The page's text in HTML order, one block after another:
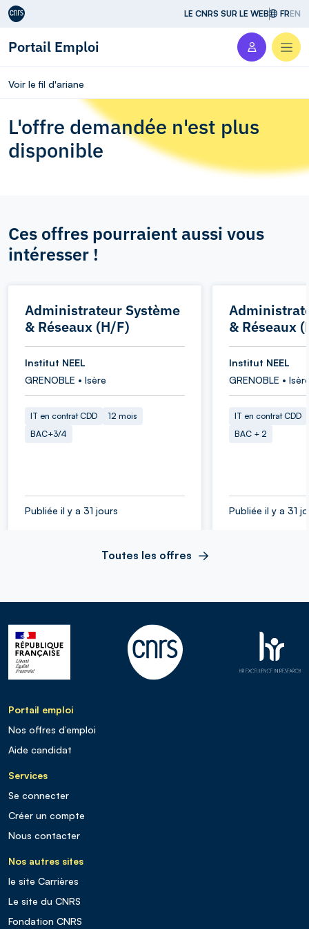
Aller au contenu LE CNRS SUR LE WEB FREN
Portail Emploi
Voir le fil d'ariane
L'offre demandée n'est plus
disponible
Ces offres pourraient aussi vous
intéresser !
Administrateur Système
& Réseaux (H/F)
Institut NEEL
GRENOBLE • Isère
IT en contrat CDD
12 mois
BAC+3/4
Publiée il y a 31 jours
& Réseaux
Institut NEEL
GRENOBLE •
IT en contrat CDD
BAC + 2
Publiée il y a 31
Toutes les offres
Portail emploi
Nos offres d’emploi
Aide candidat
Services
Se connecter
Créer un compte
Nous contacter
Nos autres sites
le site Carrières
Le site du CNRS
Fondation CNRS